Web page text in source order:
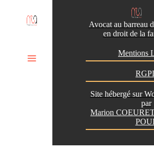
Avocat au barreau
en droit de la
Mentions
Site hébergé sur
par
Marion